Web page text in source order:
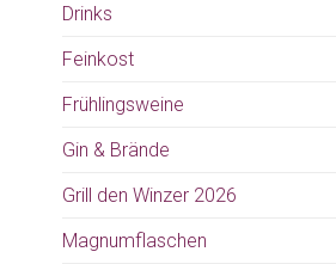
Drinks
Feinkost
Frühlingsweine
Gin & Brände
Grill den Winzer 2026
Magnumflaschen